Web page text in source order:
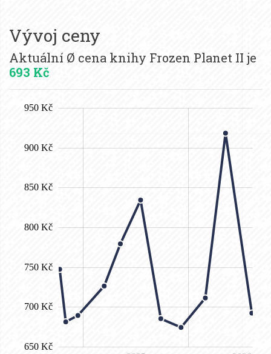
Vývoj ceny
Aktuální Ø cena knihy Frozen Planet II je
693 Kč